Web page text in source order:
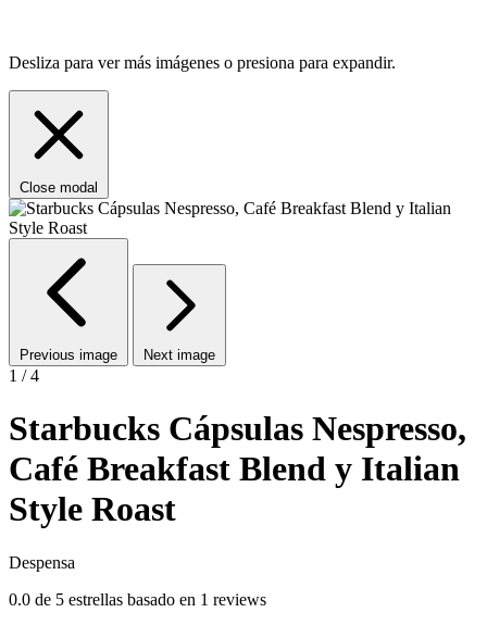
Desliza para ver más imágenes o presiona para expandir.
Close modal
Previous image Next image
1 / 4
Starbucks Cápsulas Nespresso,
Café Breakfast Blend y Italian
Style Roast
Despensa
0.0 de 5 estrellas basado en 1 reviews